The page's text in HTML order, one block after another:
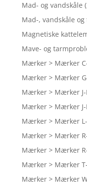
Mad- og vandskåle
Mad-, vandskåle
Magnetiske
Mave- og
Mærker > Mærker
Mærker > Mærker
Mærker > Mærker J-
Mærker > Mærker J-
Mærker > Mærker
Mærker > Mærker
Mærker > Mærker
Mærker > Mærker
Mærker > Mærker